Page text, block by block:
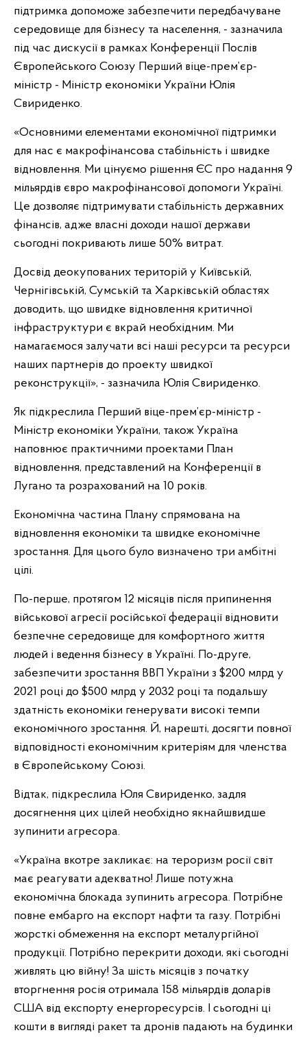
підтримка допоможе забезпечити передбачуване
середовище для бізнесу та населення, - зазначила
під час дискусії в рамках Конференції Послів
Європейського Союзу Перший віце-прем’єр-
міністр - Міністр економіки України Юлія
Свириденко.
«Основними елементами економічної підтримки
для нас є макрофінансова стабільність і швидке
відновлення. Ми цінуємо рішення ЄС про надання 9
мільярдів євро макрофінансової допомоги Україні.
Це дозволяє підтримувати стабільність державних
фінансів, адже власні доходи нашої держави
сьогодні покривають лише 50% витрат.
Досвід деокупованих територій у Київській,
Чернігівській, Сумській та Харківській областях
доводить, що швидке відновлення критичної
інфраструктури є вкрай необхідним. Ми
намагаємося залучати всі наші ресурси та ресурси
наших партнерів до проекту швидкої
реконструкції», - зазначила Юлія Свириденко.
Як підкреслила Перший віце-прем’єр-міністр -
Міністр економіки України, також Україна
наповнює практичними проектами План
відновлення, представлений на Конференції в
Лугано та розрахований на 10 років.
Економічна частина Плану спрямована на
відновлення економіки та швидке економічне
зростання. Для цього було визначено три амбітні
цілі.
По-перше, протягом 12 місяців після припинення
військової агресії російської федерації відновити
безпечне середовище для комфортного життя
людей і ведення бізнесу в Україні. По-друге,
забезпечити зростання ВВП України з $200 млрд у
2021 році до $500 млрд у 2032 році та подальшу
здатність економіки генерувати високі темпи
економічного зростання. Й, нарешті, досягти повної
відповідності економічним критеріям для членства
в Європейському Союзі.
Відтак, підкреслила Юля Свириденко, задля
досягнення цих цілей необхідно якнайшвидше
зупинити агресора.
«Україна вкотре закликає: на тероризм росії світ
має реагувати адекватно! Лише потужна
економічна блокада зупинить агресора. Потрібне
повне ембарго на експорт нафти та газу. Потрібні
жорсткі обмеження на експорт металургійної
продукції. Потрібно перекрити доходи, які сьогодні
живлять цю війну! За шість місяців з початку
вторгнення росія отримала 158 мільярдів доларів
США від експорту енергоресурсів. І сьогодні ці
кошти в вигляді ракет та дронів падають на будинки